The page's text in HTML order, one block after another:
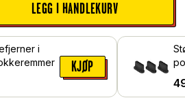
LEGG I HANDLEKURV
i
KJØP